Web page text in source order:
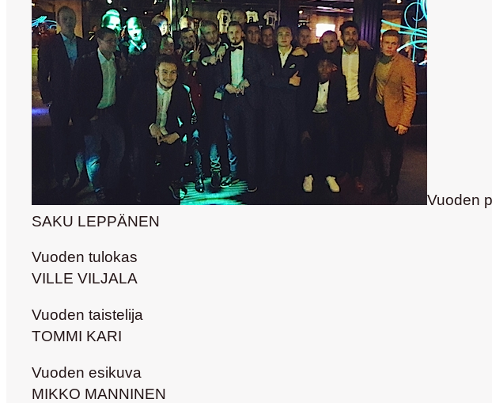
Vuoden
SAKU LEPPÄNEN
Vuoden tulokas
VILLE VILJALA
Vuoden taistelija
TOMMI KARI
Vuoden esikuva
MIKKO MANNINEN